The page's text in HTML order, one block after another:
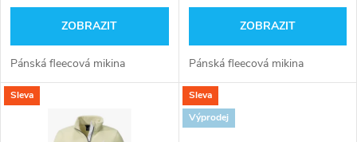
d
u
r
o
d
ZOBRAZIT
Pánská fleecová mikina
ZOBRAZIT
Pánská fleecová mikina
Sleva
Sleva
Výprodej